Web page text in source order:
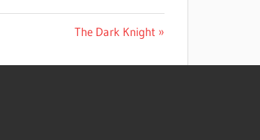
Nächster
The Dark Knight